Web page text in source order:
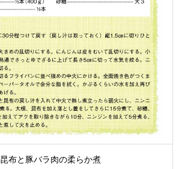
昆布と豚バラ肉の柔らか煮